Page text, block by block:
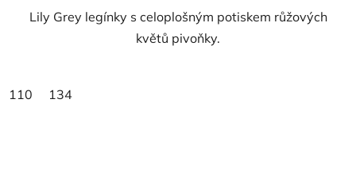
Lily Grey legínky s celoplošným potiskem růžových
květů pivoňky.
110 134